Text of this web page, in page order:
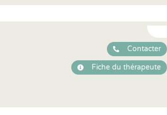
Contacter
Fiche du thérapeute